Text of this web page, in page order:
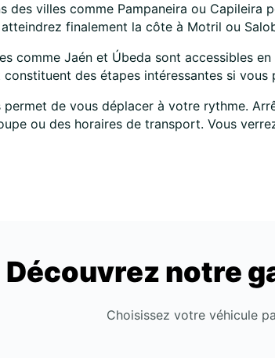
des villes comme Pampaneira ou
finalement la côte à Motril ou
comme Jaén et Úbeda sont accessibles
des étapes intéressantes si
de vous déplacer à votre rythme.
ou des horaires de transport. Vous
Découvrez notre
Choisissez votre véhicule